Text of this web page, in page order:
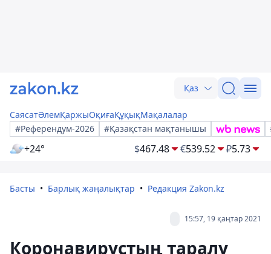
Қаз
СаясатӘлемҚаржыОқиғаҚұқықМақалалар
#Референдум-2026
#Қазақстан мақтанышы
+24° $467.48 €539.52 ₽5.73
Басты Барлық жаңалықтар Редакция Zakon.kz
15:57, 19 қаңтар 2021
Коронавирустың таралу